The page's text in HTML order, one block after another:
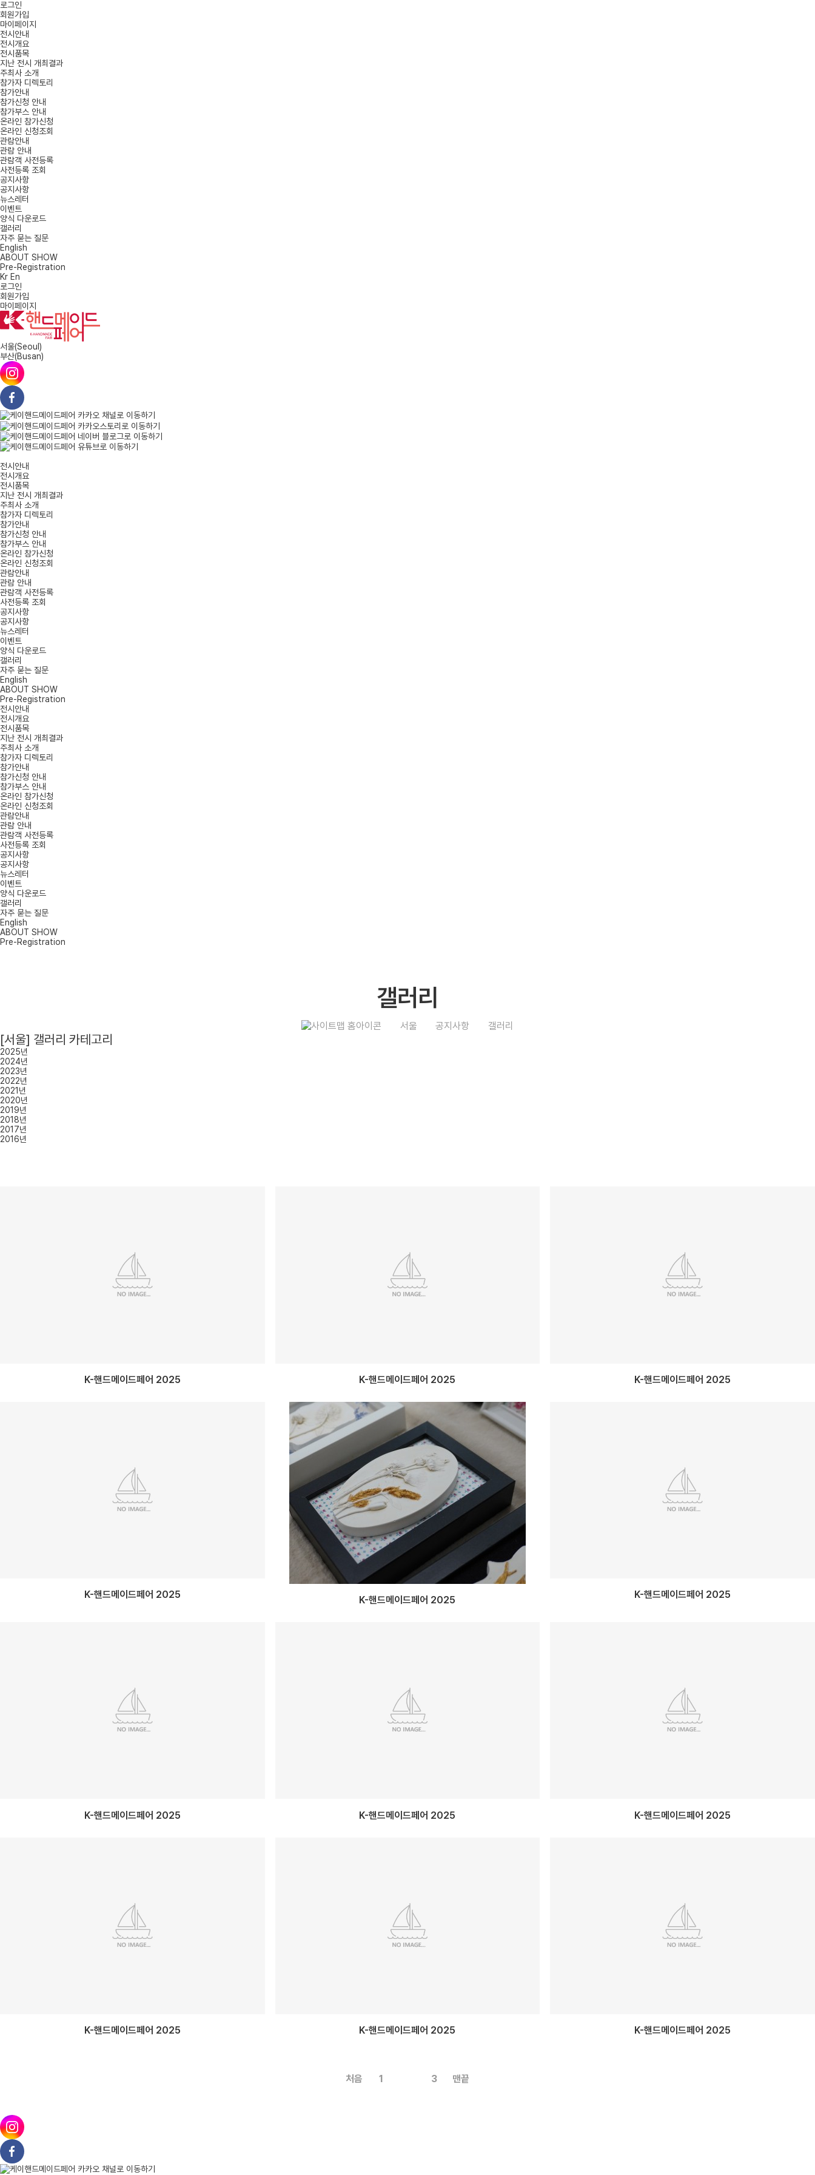
로그인
회원가입
마이페이지
전시안내
전시개요
전시품목
지난 전시 개최결과
주최사 소개
참가자 디렉토리
참가안내
참가신청 안내
참가부스 안내
온라인 참가신청
온라인 신청조회
관람안내
관람 안내
관람객 사전등록
사전등록 조회
공지사항
공지사항
뉴스레터
이벤트
양식 다운로드
갤러리
자주 묻는 질문
English
ABOUT SHOW
Pre-Registration
Kr En
로그인
회원가입
마이페이지
서울(Seoul)
부산(Busan)
전시안내
전시개요
전시품목
지난 전시 개최결과
주최사 소개
참가자 디렉토리
참가안내
참가신청 안내
참가부스 안내
온라인 참가신청
온라인 신청조회
관람안내
관람 안내
관람객 사전등록
사전등록 조회
공지사항
공지사항
뉴스레터
이벤트
양식 다운로드
갤러리
자주 묻는 질문
English
ABOUT SHOW
Pre-Registration
전시안내
전시개요
전시품목
지난 전시 개최결과
주최사 소개
참가자 디렉토리
참가안내
참가신청 안내
참가부스 안내
온라인 참가신청
온라인 신청조회
관람안내
관람 안내
관람객 사전등록
사전등록 조회
공지사항
공지사항
뉴스레터
이벤트
양식 다운로드
갤러리
자주 묻는 질문
English
ABOUT SHOW
Pre-Registration
갤러리
서울 공지사항 갤러리
[서울] 갤러리 카테고리
2025년
2024년
2023년
2022년
2021년
2020년
2019년
2018년
2017년
2016년
K-핸드메이드페어 2025 K-핸드메이드페어 2025 K-핸드메이드페어 2025
K-핸드메이드페어 2025 K-핸드메이드페어 2025 K-핸드메이드페어 2025
K-핸드메이드페어 2025 K-핸드메이드페어 2025 K-핸드메이드페어 2025
K-핸드메이드페어 2025 K-핸드메이드페어 2025 K-핸드메이드페어 2025
처음 1 3 맨끝